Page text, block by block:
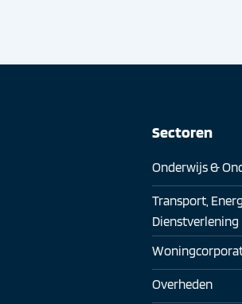
Sectoren
Onderwijs &
Transport,
Dienstverlening
Overheden